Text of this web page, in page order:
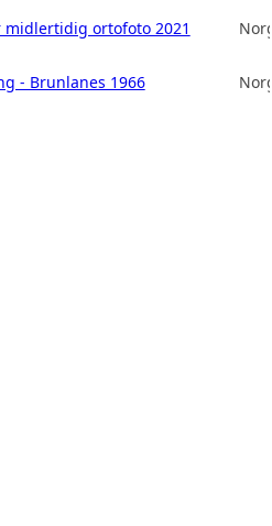
midlertidig ortofoto 2021
- Brunlanes 1966